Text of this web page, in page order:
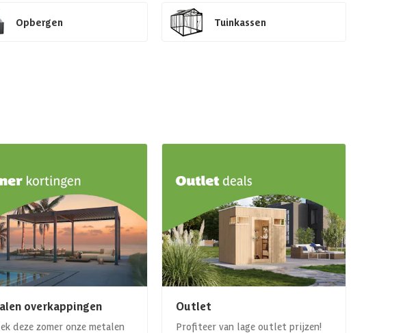
Opbergen Tuinkassen
overkappingen
deze zomer onze metalen
Outlet
Profiteer van lage outlet prijzen!